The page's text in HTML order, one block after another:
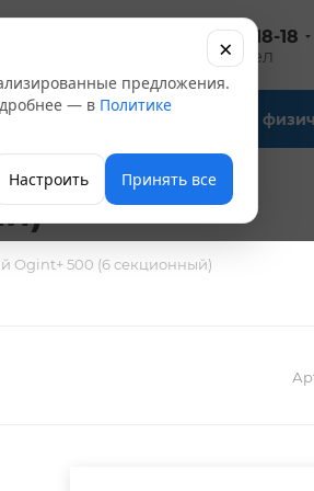
+7 (347) 246-18-18
оптовый отдел
Офис-склады Для
Ogint+ 500 (6 секционный)
предложения.
— в Политике
Настроить Принять все
×